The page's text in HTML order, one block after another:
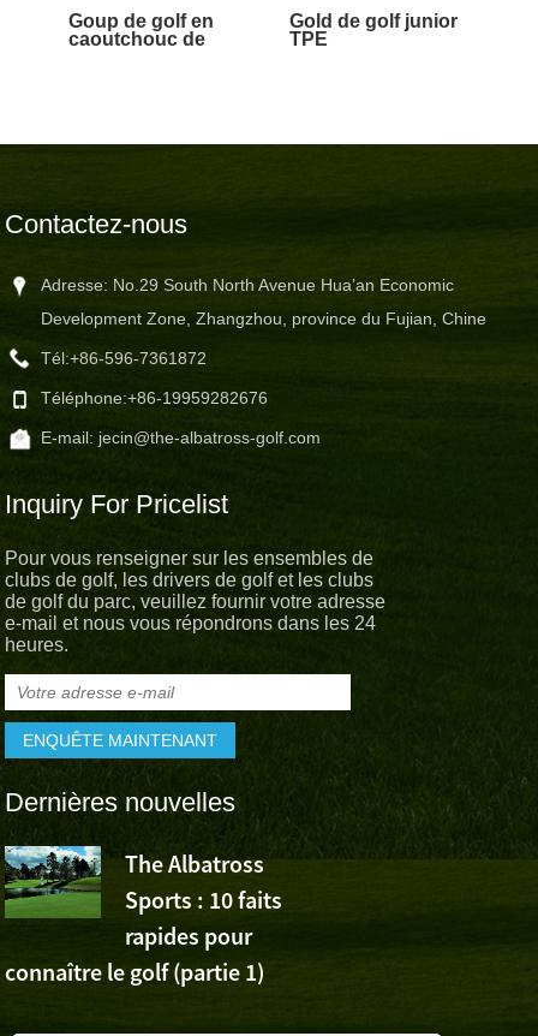
Goup de golf en
caoutchouc de
Gold de golf junior
TPE
Contactez-nous
Adresse: No.29 South North Avenue Hua’an Economic
Development Zone, Zhangzhou, province du Fujian, Chine
Tél:+86-596-7361872
Téléphone:+86-19959282676
E-mail: jecin@the-albatross-golf.com
Inquiry For Pricelist
Pour vous renseigner sur les ensembles de
clubs de golf, les drivers de golf et les clubs
de golf du parc, veuillez fournir votre adresse
e-mail et nous vous répondrons dans les 24
heures.
Dernières nouvelles
The Albatross
Sports : 10 faits
rapides pour
connaître le golf (partie 1)
L’Albatross